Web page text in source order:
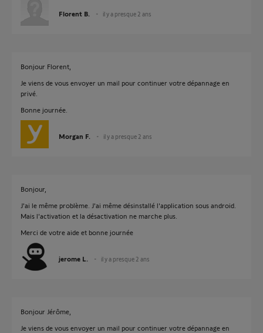
Florent B. il y a presque 2 ans
Bonjour Florent,
Je viens de vous envoyer un mail pour continuer votre dépannage en
privé.
Bonne journée.
Morgan F. il y a presque 2 ans
Bonjour,
J'ai le même problème. J'ai même désinstallé l'application sous android.
Mais l'activation et la désactivation ne marche plus.
Merci de votre aide et bonne journée
jerome L. il y a presque 2 ans
Bonjour Jérôme,
Je viens de vous envoyer un mail pour continuer votre dépannage en